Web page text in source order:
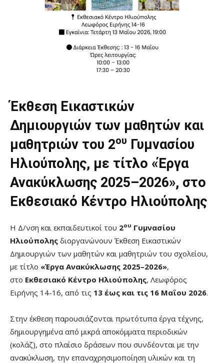
Έκθεση Εικαστικών
Δημιουργιών των μαθητών και
μαθητριών του 2ου Γυμνασίου
Ηλιούπολης, με τίτλο «Έργα
Ανακύκλωσης 2025–2026», στο
Εκθεσιακό Κέντρο Ηλιούπολης
Η Δ/νση και εκπαιδευτικοί του 2ου Γυμνασίου
Ηλιούπολης διοργανώνουν Έκθεση Εικαστικών
Δημιουργιών των μαθητών και μαθητριών του σχολείου,
με τίτλο «Έργα Ανακύκλωσης 2025–2026»,
στο Εκθεσιακό Κέντρο Ηλιούπολης, Λεωφόρος
Ειρήνης 14-16, από τις 13 έως και τις 16 Μαΐου 2026.
Στην έκθεση παρουσιάζονται πρωτότυπα έργα τέχνης,
δημιουργημένα από μικρά αποκόμματα περιοδικών
(κολάζ), στο πλαίσιο δράσεων που συνδέονται με την
ανακύκλωση, την επαναχρησιμοποίηση υλικών και τη